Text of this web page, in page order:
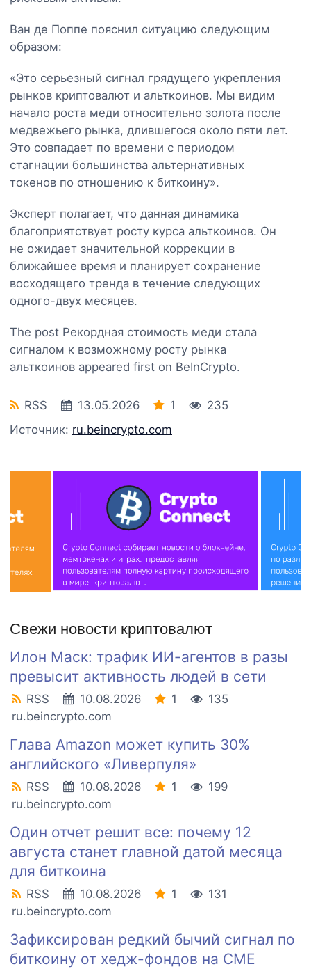
Ван де Поппе пояснил ситуацию следующим
образом:
«Это серьезный сигнал грядущего укрепления
рынков криптовалют и альткоинов. Мы видим
начало роста меди относительно золота после
медвежьего рынка, длившегося около пяти лет.
Это совпадает по времени с периодом
стагнации большинства альтернативных
токенов по отношению к биткоину».
Эксперт полагает, что данная динамика
благоприятствует росту курса альткоинов. Он
не ожидает значительной коррекции в
ближайшее время и планирует сохранение
восходящего тренда в течение следующих
одного-двух месяцев.
The post Рекордная стоимость меди стала
сигналом к возможному росту рынка
альткоинов appeared first on BeInCrypto.
RSS 13.05.2026 1
235
Источник: ru.beincrypto.com
Свежи новости криптовалют
Илон Маск: трафик ИИ-агентов в разы
превысит активность людей в сети
RSS 10.08.2026 1
135
ru.beincrypto.com
Глава Amazon может купить 30%
английского «Ливерпуля»
RSS 10.08.2026 1
199
ru.beincrypto.com
Один отчет решит все: почему 12
августа станет главной датой месяца
для биткоина
RSS 10.08.2026 1
131
ru.beincrypto.com
Зафиксирован редкий бычий сигнал по
биткоину от хедж-фондов на CME